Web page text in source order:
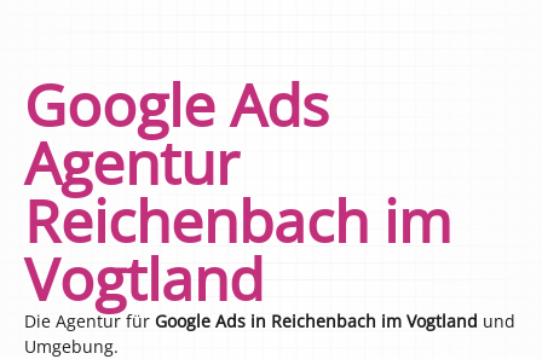
Google Ads
Agentur
Reichenbach im
Vogtland
Die Agentur für Google Ads in Reichenbach im Vogtland und
Umgebung.